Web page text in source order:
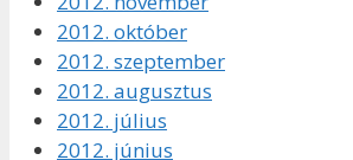
2012. október
2012. szeptember
2012. augusztus
2012. július
2012. június